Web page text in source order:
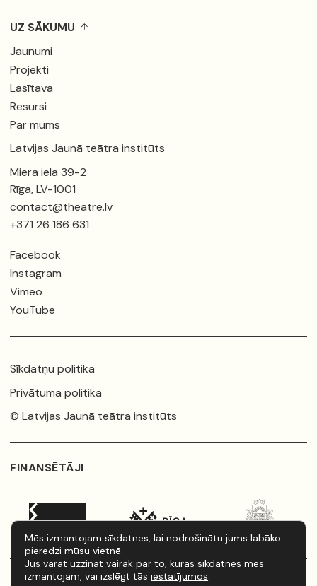
UZ SĀKUMU
Jaunumi
Projekti
Lasītava
Resursi
Par mums
Latvijas Jaunā teātra institūts
Miera iela 39-2
Rīga, LV-1001
contact@theatre.lv
+371 26 186 631
Facebook
Instagram
Vimeo
YouTube
Sīkdatņu politika
Privātuma politika
© Latvijas Jaunā teātra institūts
FINANSĒTĀJI
Mēs izmantojam sīkdatnes, lai nodrošinātu jums labāko
pieredzi mūsu vietnē.
Jūs varat uzzināt vairāk par to, kuras sīkdatnes mēs
izmantojam, vai izslēgt tās iestatījumos.